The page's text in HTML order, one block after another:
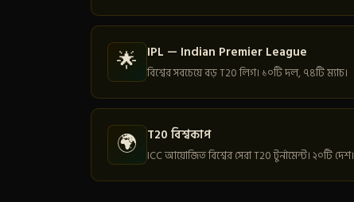
🌟 IPL — Indian Premier League
বিশ্বের সবচেয়ে বড় T20 লিগ। ১০টি দল, ৭৪টি ম্যাচ।
🌍 T20 বিশ্বকাপ
ICC আয়োজিত বিশ্বের সেরা T20 টুর্নামেন্ট। ২০টি দেশ।